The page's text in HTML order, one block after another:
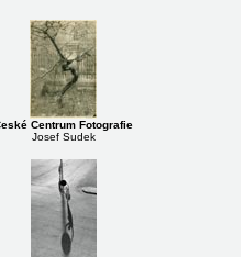
Centrum Fotografie
Josef Sudek